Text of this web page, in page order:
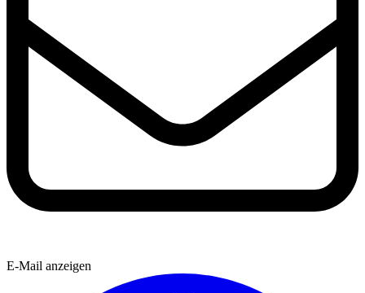
E-Mail anzeigen